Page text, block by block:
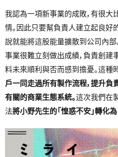
我認為一項新事業的成敗，有很
情。因此只要幫負責人建立起良好
說就能將這股能量擴散到公司內部
事業很難立刻做出成績，負責創
料未來順利與否而感到擔憂。這種時
戶一同走過所有製作流程，提升負
有關的商業生態系統。這次我們在
法將小野先生的「惶惑不安」轉化為